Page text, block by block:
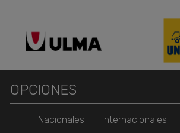
OPCIONES
Nacionales Internacionales